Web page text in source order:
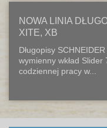
NOWA LINIA
XITE, XB
Długopisy
wymienny wkład
codziennej pracy w...